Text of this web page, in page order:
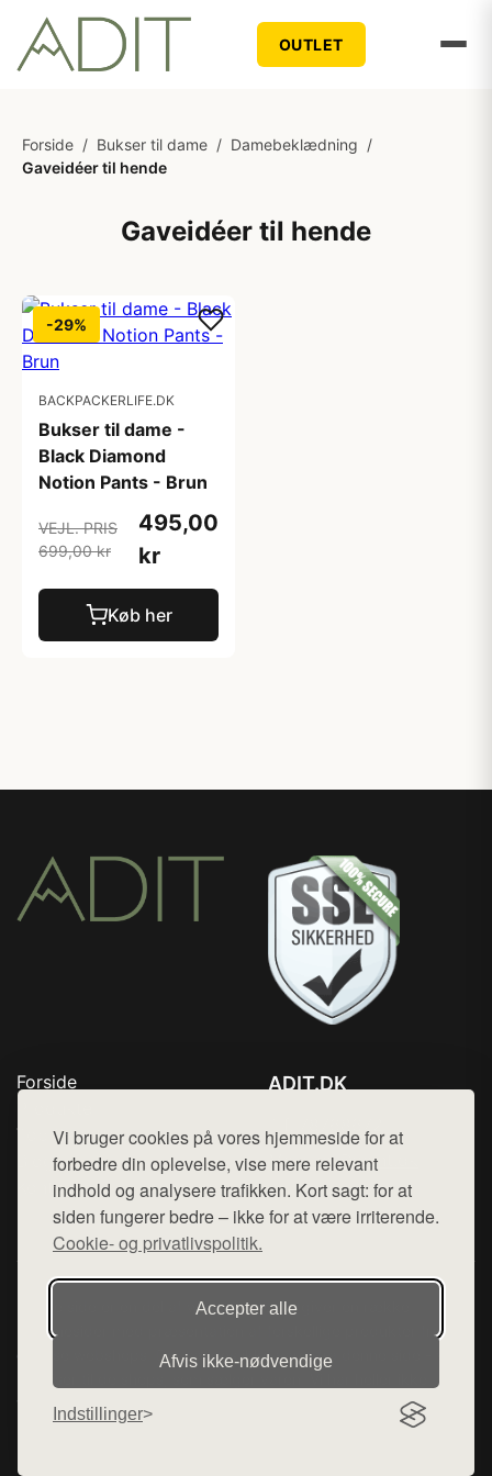
Vi bruger cookies på vores hjemmeside for at
forbedre din oplevelse, vise mere relevant
indhold og analysere trafikken. Kort sagt: for at
siden fungerer bedre – ikke for at være irriterende.
Cookie- og privatlivspolitik.
Accepter alle
Afvis ikke‑nødvendige
Indstillinger
OUTLET
Forside / Bukser til dame / Damebeklædning /
Gaveidéer til hende
Gaveidéer til hende
-29%
BACKPACKERLIFE.DK
Bukser til dame -
Black Diamond
Notion Pants - Brun
VEJL. PRIS
699,00 kr
495,00
kr
Køb her
Forside
Top Rabatter
Blog
Kontakt
ADIT.DK
Mail: hej@want.dk
Cookie- og privatlivspolitik
Denne side er en del af want.dk, der udgiver en række
hjemmesider med præsentation af forskellige produkter fra
diverse webshops. Der sælges ikke varer fra denne side - vi
henviser til de shops, som sælger varen. Vi har heller ikke
varerne på lager.